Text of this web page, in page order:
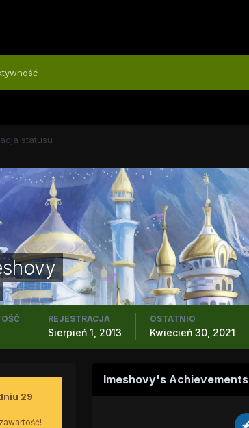
statusu
REJESTRACJA
Sierpień 1, 2013
OSTATNIO
Kwiecień 30, 2021
29
Imeshovy's Achievements